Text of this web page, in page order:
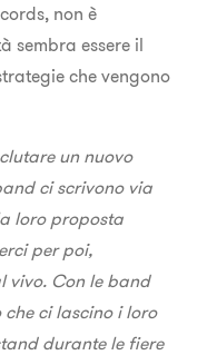
non è
sembra essere il
che vengono
un nuovo
ci scrivono via
loro proposta
per poi,
vivo. Con le band
ci lascino i loro
durante le fiere